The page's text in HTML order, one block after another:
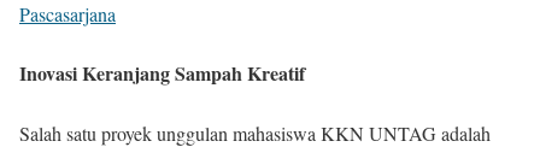
Pascasarjana
Inovasi Keranjang Sampah Kreatif
Salah satu proyek unggulan mahasiswa KKN UNTAG adalah